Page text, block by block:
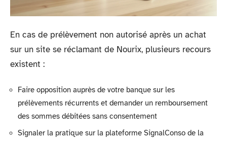
En cas de prélèvement non autorisé après un achat
sur un site se réclamant de Nourix, plusieurs recours
existent :
Faire opposition auprès de votre banque sur les
prélèvements récurrents et demander un remboursement
des sommes débitées sans consentement
Signaler la pratique sur la plateforme SignalConso de la